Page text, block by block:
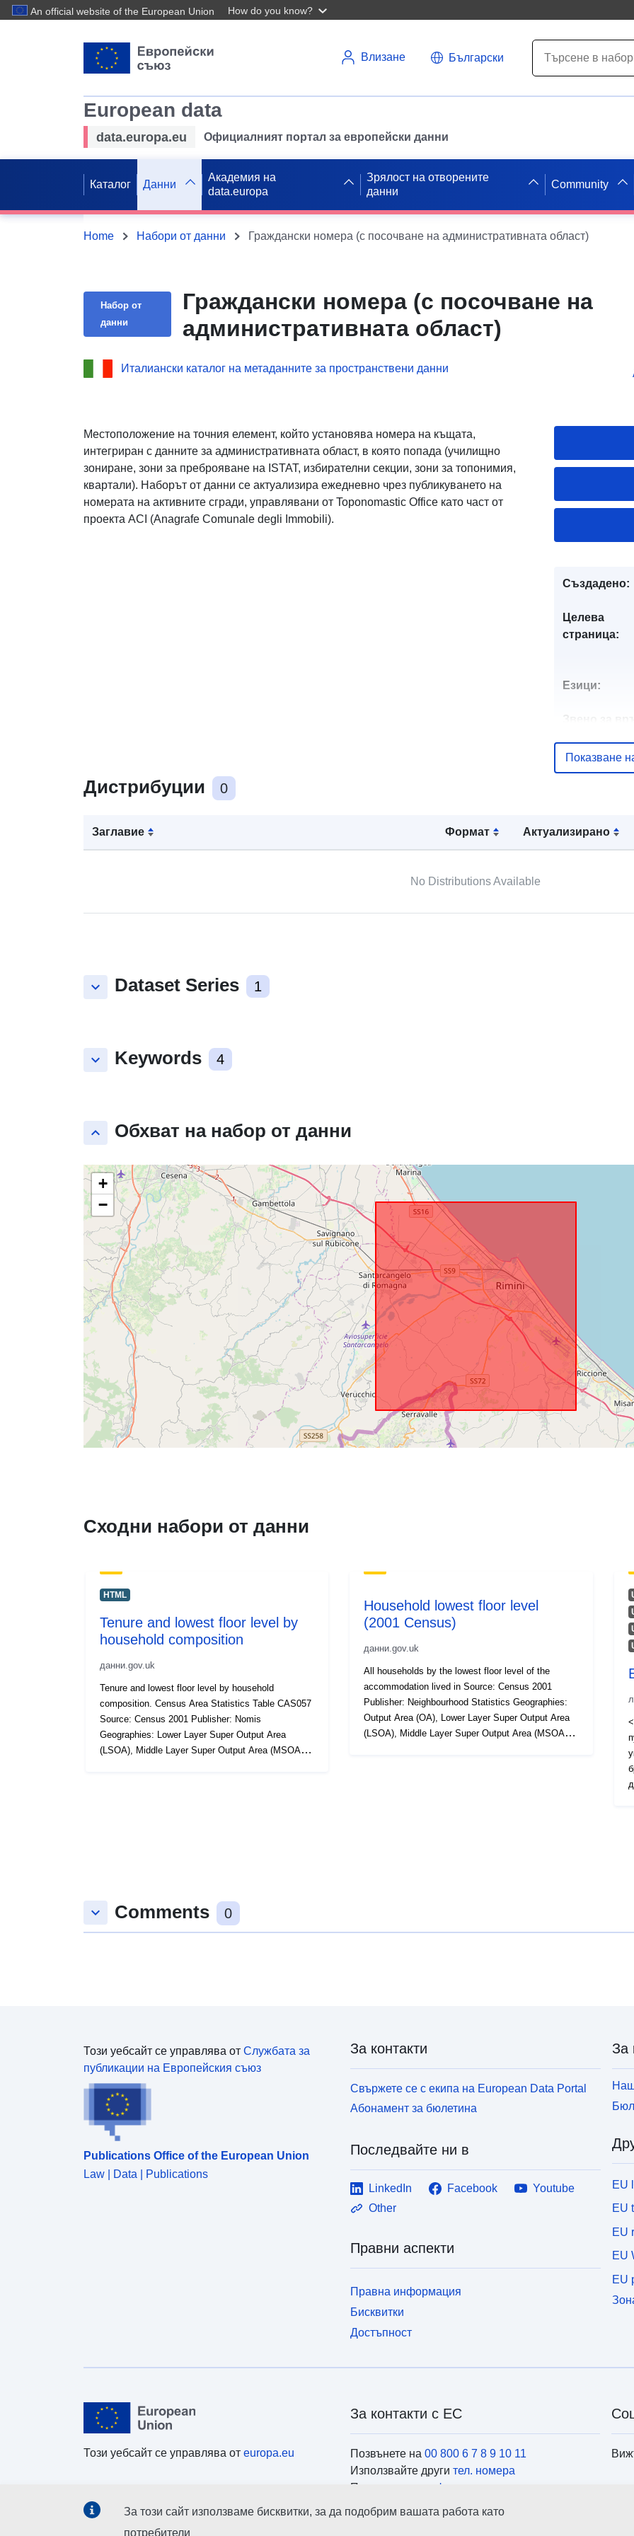
An official website of the European Union How do you know?
Влизане Български
European data
data.europa.eu Официалният портал за европейски данни
Каталог Данни
Академия на
data.europa
Зрялост на отворените
данни
Community
Home Набори от данни Граждански номера (с посочване на административната област)
Набор от
данни
Граждански номера (с посочване на
административната област)
Италиански каталог на метаданните за пространствени данни
Местоположение на точния елемент, който установява номера на къщата,
интегриран с данните за административната област, в която попада (училищно
зониране, зони за преброяване на ISTAT, избирателни секции, зони за топонимия,
квартали). Наборът от данни се актуализира ежедневно чрез публикуването на
номерата на активните сгради, управлявани от Toponomastic Office като част от
проекта ACI (Anagrafe Comunale degli Immobili).
Дистрибуции 0
Заглавие Формат Актуализирано
No Distributions Available
keyboard_arrow_down Dataset Series 1
keyboard_arrow_down Keywords 4
keyboard_arrow_up Обхват на набор от данни
+
−
Създадено:
Целева
страница:
Езици:
Каталожен
Показване
Сходни набори от данни
HTML
Tenure and lowest floor level by
household composition
данни.gov.uk
Tenure and lowest floor level by household
composition. Census Area Statistics Table CAS057
Source: Census 2001 Publisher: Nomis
Geographies: Lower Layer Super Output Area
(LSOA), Middle Layer Super Output Area (MSOA),
Household lowest floor level
(2001 Census)
данни.gov.uk
All households by the lowest floor level of the
accommodation lived in Source: Census 2001
Publisher: Neighbourhood Statistics Geographies:
Output Area (OA), Lower Layer Super Output Area
(LSOA), Middle Layer Super Output Area (MSOA),
keyboard_arrow_down Comments 0
Този уебсайт се управлява от Службата за
публикации на Европейския съюз
Publications Office of the European Union
Law | Data | Publications
За контакти
Свържете се с екипа на European Data Portal
Абонамент за бюлетина
Последвайте ни в
LinkedIn Facebook
Youtube
Other
Правни аспекти
Правна информация
Бисквитки
Достъпност
За
EU
EU
EU
EU
EU
Този уебсайт се управлява от europa.eu
За контакти с ЕС
Позвънете на 00 800 6 7 8 9 10 11
Използвайте други тел. номера
Пишете ни чрез
формуляра за контакти
Посетете ни в
центровете на ЕС
За този сайт използваме бисквитки, за да подобрим вашата работа като
потребители